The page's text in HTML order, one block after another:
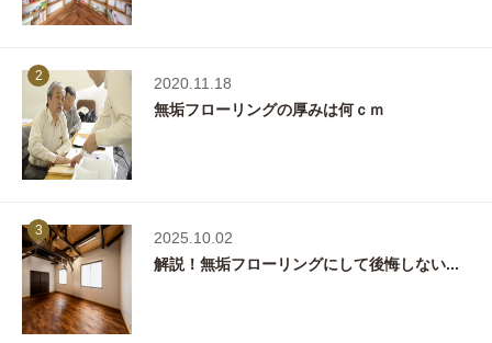
2
2020.11.18
無垢フローリングの厚みは何ｃｍ
3
2025.10.02
解説！無垢フローリングにして後悔しない...